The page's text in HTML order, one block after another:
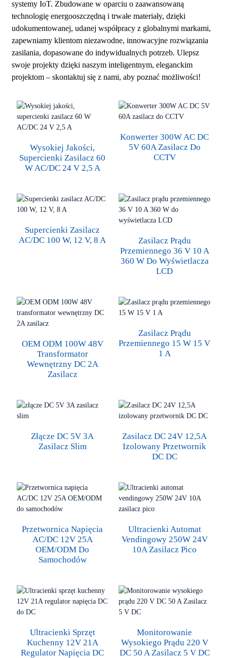
systemy IoT. Zbudowane w oparciu o zaawansowaną
technologię energooszczędną i trwałe materiały, dzięki
udokumentowanej, udanej współpracy z globalnymi markami,
zapewniamy klientom niezawodne, innowacyjne rozwiązania
zasilania, dopasowane do indywidualnych potrzeb. Ulepsz
swoje projekty dzięki naszym inteligentnym, eleganckim
projektom – skontaktuj się z nami, aby poznać możliwości!
Wysokiej Jakości,
Supercienki Zasilacz 60
W AC/DC 24 V 2,5 A
Konwerter 300W AC DC
5V 60A Zasilacz Do
CCTV
Supercienki Zasilacz
AC/DC 100 W, 12 V, 8 A
Zasilacz Prądu
Przemiennego 36 V 10 A
360 W Do Wyświetlacza
LCD
OEM ODM 100W 48V
Transformator
Wewnętrzny DC 2A
Zasilacz
Zasilacz Prądu
Przemiennego 15 W 15 V
1 A
Złącze DC 5V 3A
Zasilacz Slim
Zasilacz DC 24V 12,5A
Izolowany Przetwornik
DC DC
Przetwornica Napięcia
AC/DC 12V 25A
OEM/ODM Do
Samochodów
Ultracienki Automat
Vendingowy 250W 24V
10A Zasilacz Pico
Ultracienki Sprzęt
Kuchenny 12V 21A
Regulator Napięcia DC
Monitorowanie
Wysokiego Prądu 220 V
DC 50 A Zasilacz 5 V DC